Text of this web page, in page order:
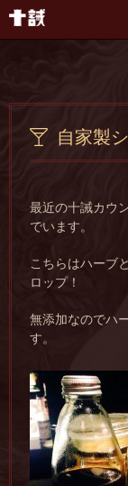
自家製
最近の十誡カウ
でいます。
こちらはハーブ
ロップ！
無添加なのでハ
す。